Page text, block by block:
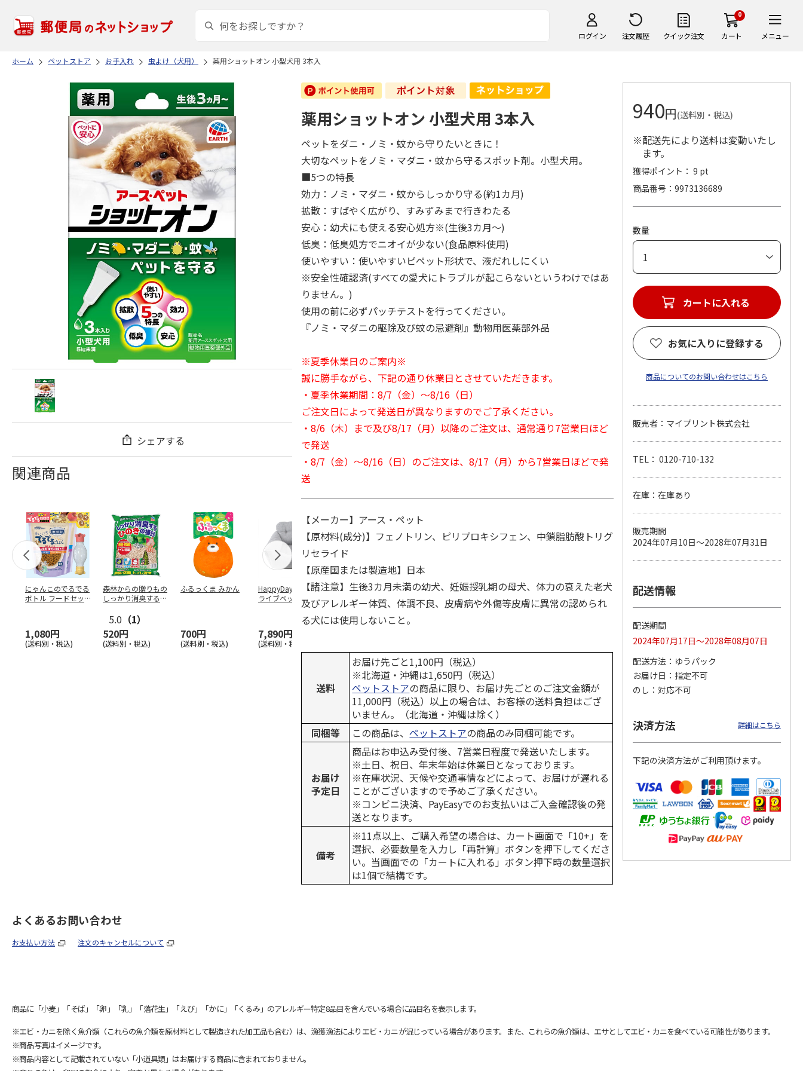
ログイン 注文履歴 クイック注文
0
カート メニュー
ホーム ペットストア お手入れ 虫よけ（犬用） 薬用ショットオン 小型犬用 3本入
シェアする
関連商品
にゃんこのでるでる
ボトル フードセッ
1,080円
(送料別・税込)
森林からの贈りもの
しっかり消臭するひ
5.0 （1）
520円
(送料別・税込)
ふるっくま みかん
700円
(送料別・税込)
HappyDays 2wayド
ライブベッド グレ
7,890円
(送料別・税込)
獣医師開発 ニオイ
をとる砂専用 猫ト
イレ ナチュラルグ
レー
デオトイレ 飛び散
らない消臭・抗菌サ
ンド 4L
無添加良品 カムカ
ムデンタルコーン
ぐるぐるボーン型 S
銀のスプーン パウ
チ 健康に育つ子ね
こ用 まぐろ・かつ
ペット線香 虹のか
なた フルーティフ
ローラルの香り
590円
(送料別・税込)
えBOX とりささ…
380円
(送料別・税込)
薬用ショットオン 小型犬用 3本入
ペットをダニ・ノミ・蚊から守りたいときに！
大切なペットをノミ・マダニ・蚊から守るスポット剤。小型犬用。
■5つの特長
効力：ノミ・マダニ・蚊からしっかり守る(約1カ月)
拡散：すばやく広がり、すみずみまで行きわたる
安心：幼犬にも使える安心処方※(生後3カ月～)
低臭：低臭処方でニオイが少ない(食品原料使用)
使いやすい：使いやすいピペット形状で、液だれしにくい
※安全性確認済(すべての愛犬にトラブルが起こらないというわけではあ
りません。)
使用の前に必ずパッチテストを行ってください。
『ノミ・マダニの駆除及び蚊の忌避剤』動物用医薬部外品
※夏季休業日のご案内※
誠に勝手ながら、下記の通り休業日とさせていただきます。
・夏季休業期間：8/7（金）～8/16（日）
ご注文日によって発送日が異なりますのでご了承ください。
・8/6（木）まで及び8/17（月）以降のご注文は、通常通り7営業日ほど
で発送
・8/7（金）～8/16（日）のご注文は、8/17（月）から7営業日ほどで発
送
【メーカー】アース・ペット
【原材料(成分)】フェノトリン、ピリプロキシフェン、中鎖脂肪酸トリグ
リセライド
【原産国または製造地】日本
【諸注意】生後3カ月未満の幼犬、妊娠授乳期の母犬、体力の衰えた老犬
及びアレルギー体質、体調不良、皮膚病や外傷等皮膚に異常の認められ
る犬には使用しないこと。
送料
お届け先ごと1,100円（税込）
※北海道・沖縄は1,650円（税込）
ペットストアの商品に限り、お届け先ごとのご注文金額が
11,000円（税込）以上の場合は、お客様の送料負担はござ
いません。（北海道・沖縄は除く）
同梱等
この商品は、ペットストアの商品のみ同梱可能です。
お届け
予定日
商品はお申込み受付後、7営業日程度で発送いたします。
※土日、祝日、年末年始は休業日となっております。
※在庫状況、天候や交通事情などによって、お届けが遅れる
ことがございますので予めご了承ください。
※コンビニ決済、PayEasyでのお支払いはご入金確認後の発
送となります。
備考
※11点以上、ご購入希望の場合は、カート画面で「10+」を
選択、必要数量を入力し「再計算」ボタンを押下してくださ
い。当画面での「カートに入れる」ボタン押下時の数量選択
は1個で結構です。
940円(送料別・税込)
※配送先により送料は変動いたし
ます。
獲得ポイント： 9 pt
商品番号
9973136689
数量
カートに入れる
お気に入りに登録する
商品についてのお問い合わせはこちら
販売者：マイプリント株式会社
TEL： 0120-710-132
在庫：在庫あり
販売期間
2024年07月10日～2028年07月31日
配送情報
配送期間
2024年07月17日～2028年08月07日
配送方法
ゆうパック
お届け日
指定不可
のし
対応不可
決済方法 詳細はこちら
下記の決済方法がご利用頂けます。
よくあるお問い合わせ
お支払い方法 注文のキャンセルについて
商品に「小麦」「そば」「卵」「乳」「落花生」「えび」「かに」「くるみ」のアレルギー特定8品目を含んでいる場合に品目名を表示します。
※エビ・カニを除く魚介類（これらの魚介類を原材料として製造された加工品も含む）は、漁獲漁法によりエビ・カニが混じっている場合があります。また、これらの魚介類は、エサとしてエビ・カニを食べている可能性があります。
※商品写真はイメージです。
※商品内容として記載されていない「小道具類」はお届けする商品に含まれておりません。